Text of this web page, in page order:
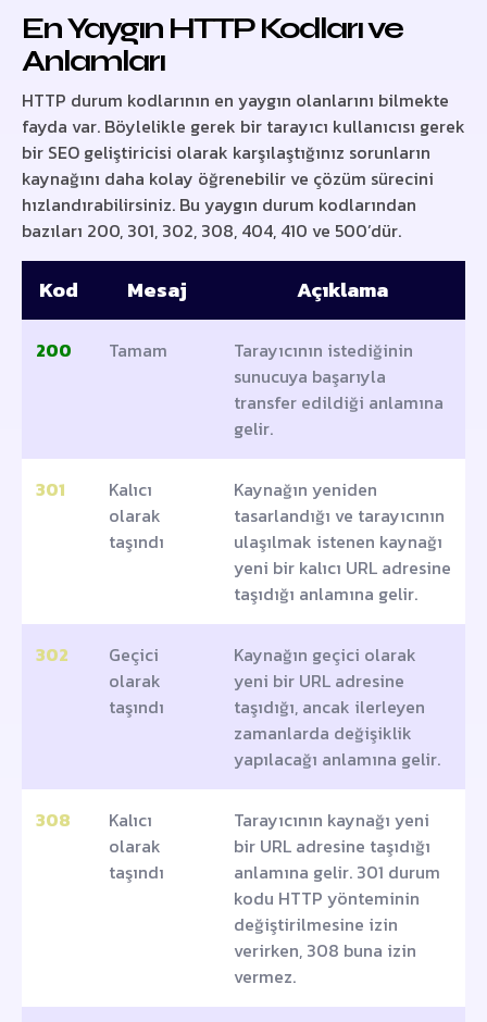
En Yaygın HTTP Kodları ve
Anlamları
HTTP durum kodlarının en yaygın olanlarını bilmekte
fayda var. Böylelikle gerek bir tarayıcı kullanıcısı gerek
bir SEO geliştiricisi olarak karşılaştığınız sorunların
kaynağını daha kolay öğrenebilir ve çözüm sürecini
hızlandırabilirsiniz. Bu yaygın durum kodlarından
bazıları 200, 301, 302, 308, 404, 410 ve 500’dür.
Kod Mesaj Açıklama
200 Tamam
Tarayıcının istediğinin
sunucuya başarıyla
transfer edildiği anlamına
gelir.
301
Kalıcı
olarak
taşındı
Kaynağın yeniden
tasarlandığı ve tarayıcının
ulaşılmak istenen kaynağı
yeni bir kalıcı URL adresine
taşıdığı anlamına gelir.
302
Geçici
olarak
taşındı
Kaynağın geçici olarak
yeni bir URL adresine
taşıdığı, ancak ilerleyen
zamanlarda değişiklik
yapılacağı anlamına gelir.
308
Kalıcı
olarak
taşındı
Tarayıcının kaynağı yeni
bir URL adresine taşıdığı
anlamına gelir. 301 durum
kodu HTTP yönteminin
değiştirilmesine izin
verirken, 308 buna izin
vermez.